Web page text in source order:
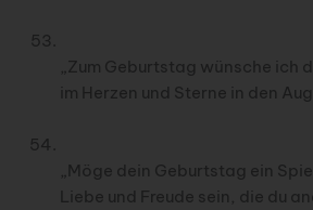
„Zum Geburtstag wünsche ich
im Herzen und Sterne in den
„Möge dein Geburtstag ein
Liebe und Freude sein, die du